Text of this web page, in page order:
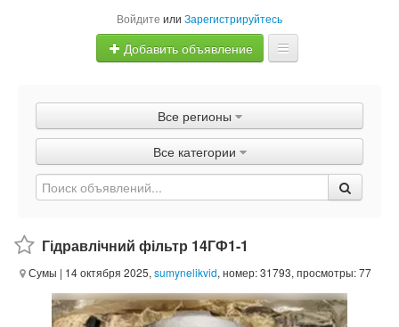
Войдите или Зарегистрируйтесь
Добавить объявление
Объявления
Быстрая продажа
Все регионы
Все категории
Гідравлічний фільтр 14ГФ1-1
Сумы | 14 октября 2025, sumynelikvid, номер: 31793, просмотры: 77